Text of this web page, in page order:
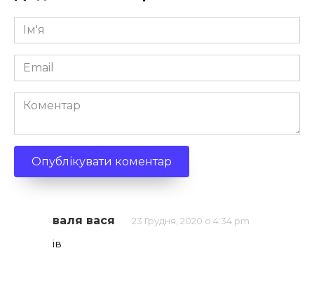
Ім'я
*
Email
*
Коментар
валя вася 23 Грудня, 2020 о 4:34 pm
ів